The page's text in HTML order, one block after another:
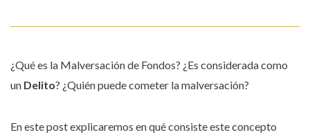
¿Qué es la Malversación de Fondos? ¿Es considerada como
un Delito? ¿Quién puede cometer la malversación?
En este post explicaremos en qué consiste este concepto